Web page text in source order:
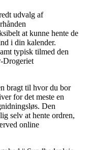
udvalg af
at kunne hente de
i din kalender.
typisk tilmed den
Drogeriet
bragt til hvor du bor
for det meste en
Den
selv at hente ordren,
online